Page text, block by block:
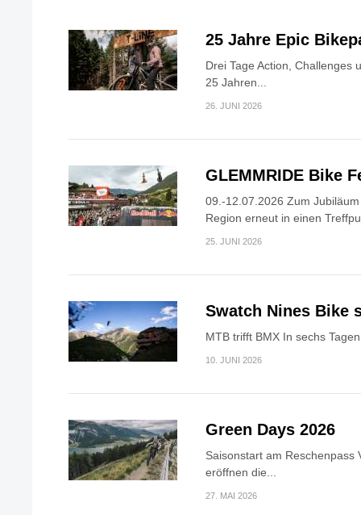
25 Jahre Epic
Drei Tage Action, Challenges
25 Jahren...
26. JUNI 2026
GLEMMRIDE Bike
09.-12.07.2026 Zum
Region erneut in einen
25. JUNI 2026
Swatch Nines Bike
MTB trifft BMX In sechs
10. JUNI 2026
Green Days 2026
Saisonstart am Reschenpass
eröffnen die...
27. MAI 2026